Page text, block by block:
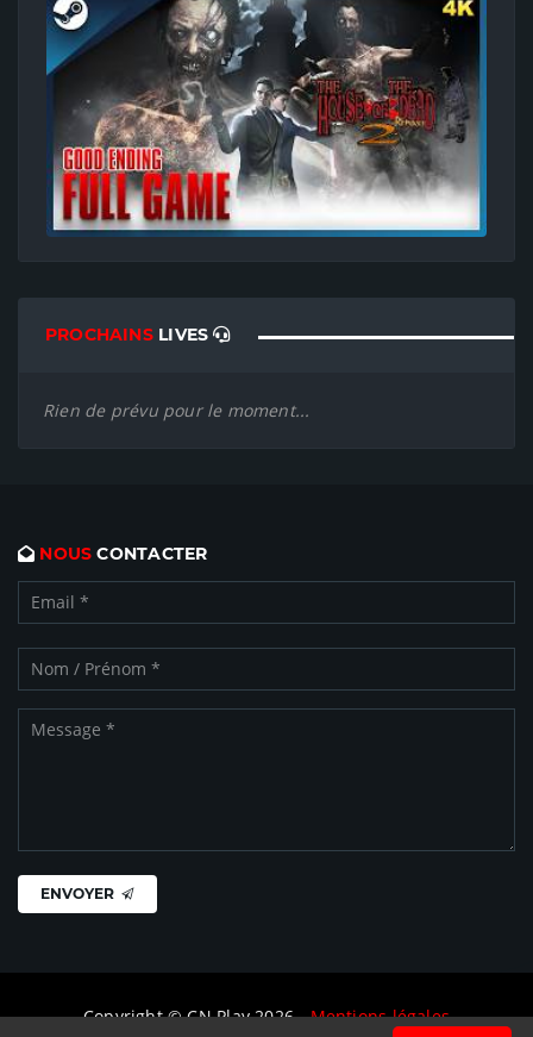
PROCHAINSLIVES
Rien de prévu pour le moment...
NOUS CONTACTER
ENVOYER
Copyright © CN Play 2026 -Mentions légales